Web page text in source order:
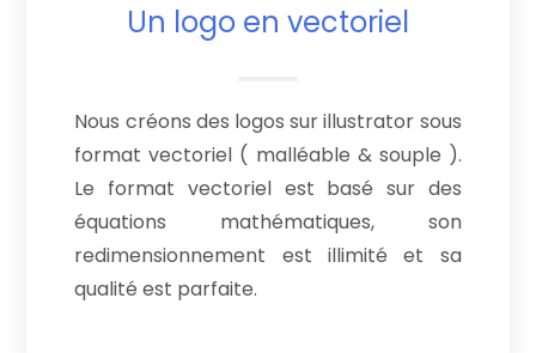
Un logo en vectoriel
Nous créons des logos sur illustrator sous
format vectoriel ( malléable & souple ).
Le format vectoriel est basé sur des
équations mathématiques, son
redimensionnement est illimité et sa
qualité est parfaite.